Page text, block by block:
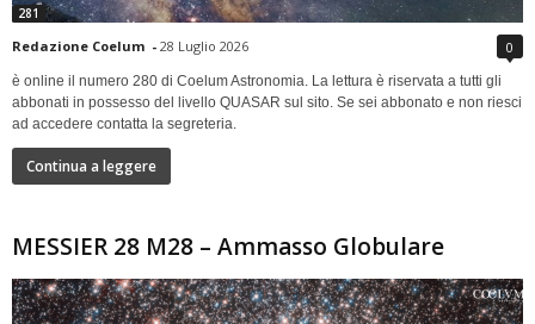
281
Redazione Coelum - 28 Luglio 2026 0
è online il numero 280 di Coelum Astronomia. La lettura è riservata a tutti gli
abbonati in possesso del livello QUASAR sul sito. Se sei abbonato e non riesci
ad accedere contatta la segreteria.
Continua a leggere
MESSIER 28 M28 – Ammasso Globulare